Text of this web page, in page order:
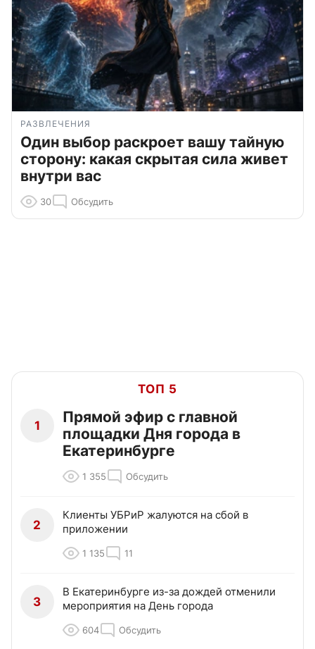
РАЗВЛЕЧЕНИЯ
Один выбор раскроет вашу тайную
сторону: какая скрытая сила живет
внутри вас
30 Обсудить
ТОП 5
1
Прямой эфир с главной
площадки Дня города в
Екатеринбурге
1 355 Обсудить
2
Клиенты УБРиР жалуются на сбой в
приложении
1 135 11
3
В Екатеринбурге из-за дождей отменили
мероприятия на День города
604 Обсудить